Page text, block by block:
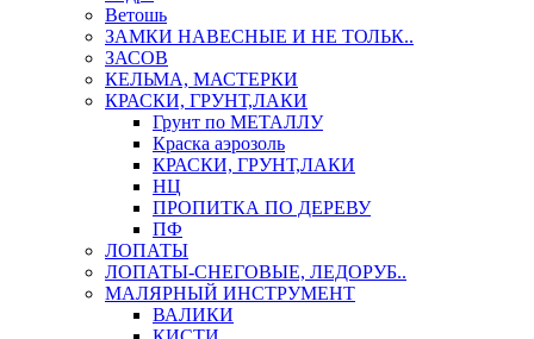
Ветошь
ЗАМКИ НАВЕСНЫЕ И НЕ ТОЛЬК..
ЗАСОВ
КЕЛЬМА, МАСТЕРКИ
КРАСКИ, ГРУНТ,ЛАКИ
Грунт по МЕТАЛЛУ
Краска аэрозоль
КРАСКИ, ГРУНТ,ЛАКИ
НЦ
ПРОПИТКА ПО ДЕРЕВУ
ПФ
ЛОПАТЫ
ЛОПАТЫ-СНЕГОВЫЕ, ЛЕДОРУБ..
МАЛЯРНЫЙ ИНСТРУМЕНТ
ВАЛИКИ